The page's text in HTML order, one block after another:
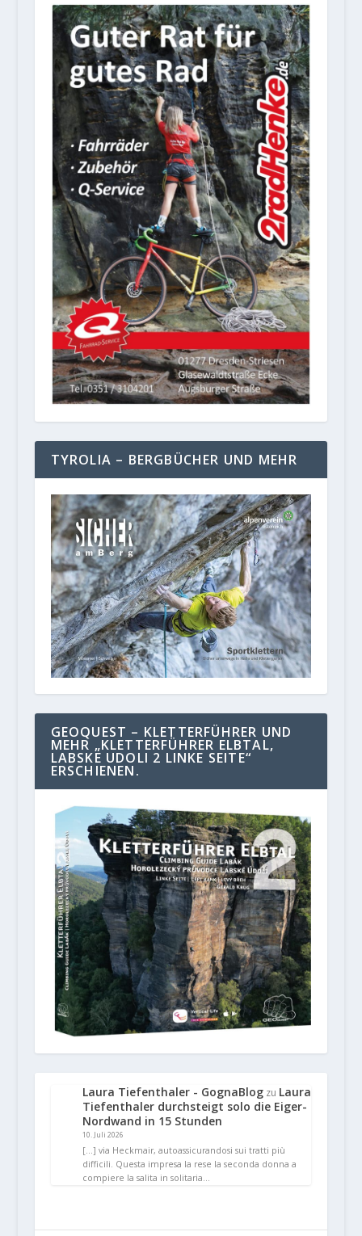
TYROLIA – BERGBÜCHER UND MEHR
GEOQUEST – KLETTERFÜHRER UND
MEHR „KLETTERFÜHRER ELBTAL,
LABSKE UDOLI 2 LINKE SEITE“
ERSCHIENEN.
Laura Tiefenthaler - GognaBlogzu Laura
Tiefenthaler durchsteigt solo die Eiger-
Nordwand in 15 Stunden
10. Juli 2026
[…] via Heckmair, autoassicurandosi sui tratti più
difficili. Questa impresa la rese la seconda donna a
compiere la salita in solitaria…